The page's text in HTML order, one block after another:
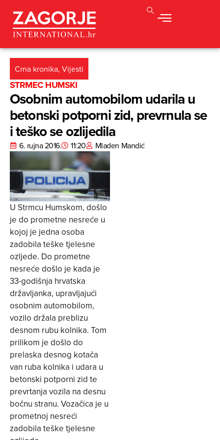
Crna kronika, Vijesti
STRMEC HUMSKI
Osobnim automobilom udarila u
betonski potporni zid, prevrnula se
i teško se ozlijedila
6. rujna 2016. 11:20 Mladen Mandić
U Strmcu Humskom, došlo
je do prometne nesreće u
kojoj je jedna osoba
zadobila teške tjelesne
ozljede. Do prometne
nesreće došlo je kada je
33-godišnja hrvatska
državljanka, upravljajući
osobnim automobilom,
vozilo držala preblizu
desnom rubu kolnika. Tom
prilikom je došlo do
prelaska desnog kotača
van ruba kolnika i udara u
betonski potporni zid te
prevrtanja vozila na desnu
bočnu stranu. Vozačica je u
prometnoj nesreći
zadobila teške tjelesne